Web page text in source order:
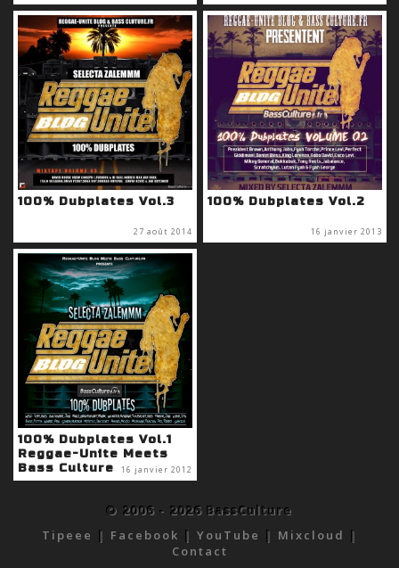
100% Dubplates Vol.3
27 août 2014
100% Dubplates Vol.2
16 janvier 2013
100% Dubplates Vol.1
Reggae-Unite Meets
Bass Culture
16 janvier 2012
© 2006 - 2026 BassCulture
Tipeee | Facebook | YouTube | Mixcloud |
Contact